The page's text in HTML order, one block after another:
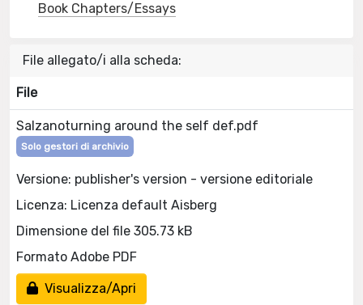
Book Chapters/Essays
File allegato/i alla scheda:
File
Salzanoturning around the self def.pdf
Solo gestori di archivio
Versione: publisher's version - versione editoriale
Licenza: Licenza default Aisberg
Dimensione del file 305.73 kB
Formato Adobe PDF
Visualizza/Apri